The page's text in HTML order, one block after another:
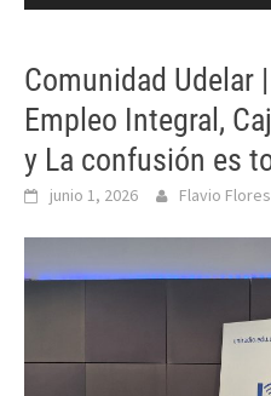
Comunidad Udelar
Empleo Integral,
y La confusión es
junio 1, 2026 Flavio Flores